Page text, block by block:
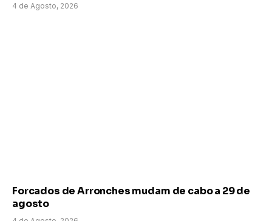
4 de Agosto, 2026
Forcados de Arronches mudam de cabo a 29 de
agosto